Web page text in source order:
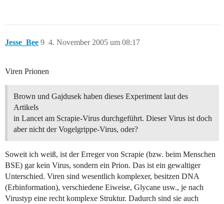
Jesse_Bee 4. November 2005 um 08:17
9
Viren Prionen
Brown und Gajdusek haben dieses Experiment laut des
Artikels
in Lancet am Scrapie-Virus durchgeführt. Dieser Virus ist doch
aber nicht der Vogelgrippe-Virus, oder?
Soweit ich weiß, ist der Erreger von Scrapie (bzw. beim Menschen
BSE) gar kein Virus, sondern ein Prion. Das ist ein gewaltiger
Unterschied. Viren sind wesentlich komplexer, besitzen DNA
(Erbinformation), verschiedene Eiweise, Glycane usw., je nach
Virustyp eine recht komplexe Struktur. Dadurch sind sie auch